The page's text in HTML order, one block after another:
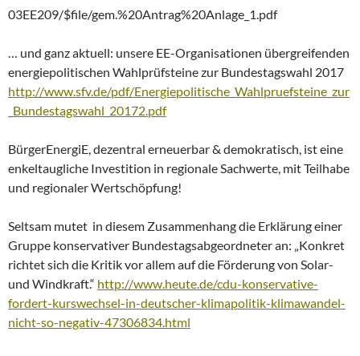
03EE209/$file/gem.%20Antrag%20Anlage_1.pdf
… und ganz aktuell: unsere EE-Organisationen übergreifenden
energiepolitischen Wahlprüfsteine zur Bundestagswahl 2017
http://www.sfv.de/pdf/Energiepolitische_Wahlpruefsteine_zur
_Bundestagswahl_20172.pdf
BürgerEnergiE, dezentral erneuerbar & demokratisch, ist eine
enkeltaugliche Investition in regionale Sachwerte, mit Teilhabe
und regionaler Wertschöpfung!
Seltsam mutet in diesem Zusammenhang die Erklärung einer
Gruppe konservativer Bundestagsabgeordneter an: „Konkret
richtet sich die Kritik vor allem auf die Förderung von Solar-
und Windkraft.“ http://www.heute.de/cdu-konservative-
fordert-kurswechsel-in-deutscher-klimapolitik-klimawandel-
nicht-so-negativ-47306834.html